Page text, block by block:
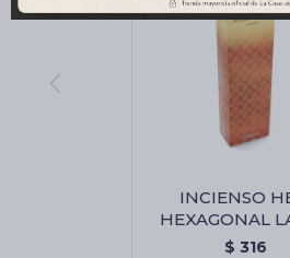
INCIENSO
HEXAGONAL
CAJA X6 -
$ 316